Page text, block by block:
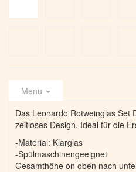
Menu
Das Leonardo Rotweinglas Set
zeitloses Design. Ideal für die
-Material: Klarglas
-Spülmaschinengeeignet
Gesamthöhe on oben nach